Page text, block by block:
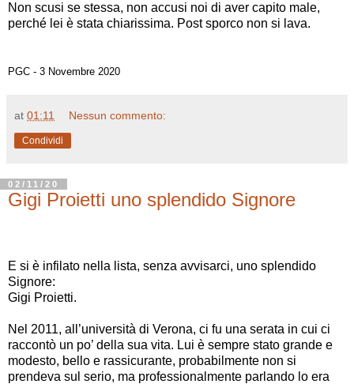
Non scusi se stessa, non accusi noi di aver capito male,
perché lei è stata chiarissima. Post sporco non si lava.
PGC - 3 Novembre 2020
at 01:11 Nessun commento:
Condividi
02/11/20
Gigi Proietti uno splendido Signore
E si è infilato nella lista, senza avvisarci, uno splendido
Signore:
Gigi Proietti.
Nel 2011, all’università di Verona, ci fu una serata in cui ci
raccontò un po’ della sua vita. Lui è sempre stato grande e
modesto, bello e rassicurante, probabilmente non si
prendeva sul serio, ma professionalmente parlando lo era